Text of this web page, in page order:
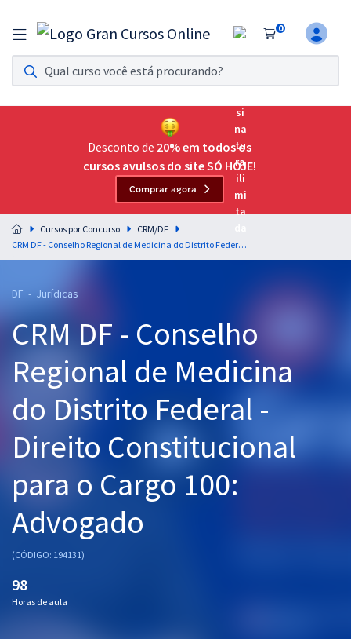
0
Assinatura Ilimitada 11
Acesso a todos os cursos. Teste grátis por 7 dias!
Assinatura OAB Até Passar
Acesso ilimitado a toda preparação para o Exame da
Residências Multiprofissionais
Preparação completa e intensiva para as principais
residências em saúde do Brasil
Cursos 20% OFF
Pós
Graduação
OAB
Questões grátis
Aprovados
Desconto de 20% em todos os
cursos avulsos do site SÓ HOJE!
Comprar agora
Cursos por Concurso
CRM/DF
CRM DF - Conselho Regional de Medicina do Distrito Federal - Direito Constitucional para o Cargo 100: Advogado
DF - Jurídicas
CRM DF - Conselho
Regional de Medicina
do Distrito Federal -
Direito Constitucional
para o Cargo 100:
Advogado
(CÓDIGO: 194131)
98
Horas de aula